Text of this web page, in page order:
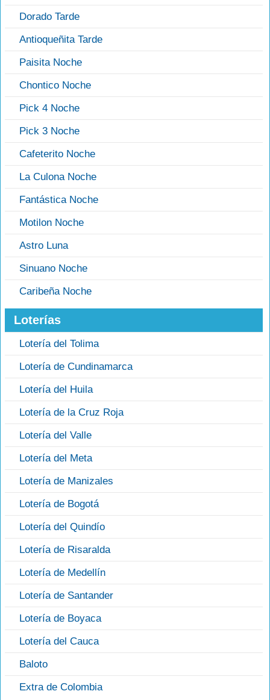
Dorado Tarde
Antioqueñita Tarde
Paisita Noche
Chontico Noche
Pick 4 Noche
Pick 3 Noche
Cafeterito Noche
La Culona Noche
Fantástica Noche
Motilon Noche
Astro Luna
Sinuano Noche
Caribeña Noche
Loterías
Lotería del Tolima
Lotería de Cundinamarca
Lotería del Huila
Lotería de la Cruz Roja
Lotería del Valle
Lotería del Meta
Lotería de Manizales
Lotería de Bogotá
Lotería del Quindío
Lotería de Risaralda
Lotería de Medellín
Lotería de Santander
Lotería de Boyaca
Lotería del Cauca
Baloto
Extra de Colombia